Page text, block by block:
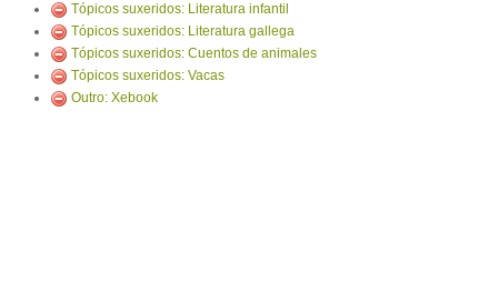
Tópicos suxeridos: Literatura infantil
Tópicos suxeridos: Literatura gallega
Tópicos suxeridos: Cuentos de animales
Tópicos suxeridos: Vacas
Outro: Xebook